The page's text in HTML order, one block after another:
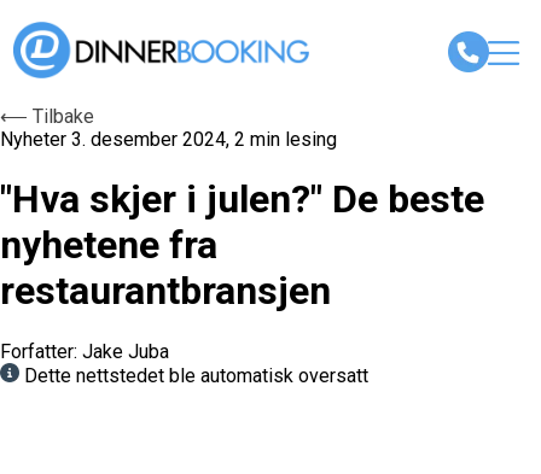
⟵ Tilbake
Nyheter 3. desember 2024, 2 min lesing
"Hva skjer i julen?" De beste
nyhetene fra
restaurantbransjen
Forfatter: Jake Juba
Dette nettstedet ble automatisk oversatt